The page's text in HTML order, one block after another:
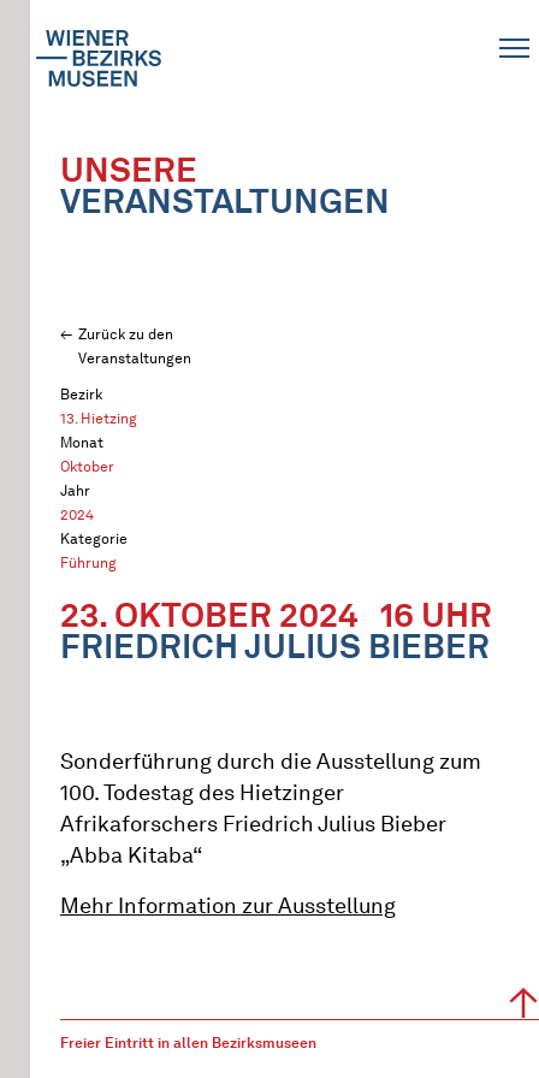
UNSERE
VERANSTALTUNGEN
Zurück zu den
Veranstaltungen
Bezirk
13. Hietzing
Monat
Oktober
Jahr
2024
Kategorie
Führung
23. OKTOBER 2024 16 UHR
FRIEDRICH JULIUS BIEBER
Sonderführung durch die Ausstellung zum
100. Todestag des Hietzinger
Afrikaforschers Friedrich Julius Bieber
„Abba Kitaba“
Mehr Information zur Ausstellung
Freier Eintritt in allen Bezirksmuseen